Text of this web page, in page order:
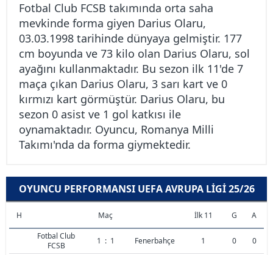
Fotbal Club FCSB takımında orta saha
mevkinde forma giyen Darius Olaru,
03.03.1998 tarihinde dünyaya gelmiştir. 177
cm boyunda ve 73 kilo olan Darius Olaru, sol
ayağını kullanmaktadır. Bu sezon ilk 11'de 7
maça çıkan Darius Olaru, 3 sarı kart ve 0
kırmızı kart görmüştür. Darius Olaru, bu
sezon 0 asist ve 1 gol katkısı ile
oynamaktadır. Oyuncu, Romanya Milli
Takımı'nda da forma giymektedir.
OYUNCU PERFORMANSI UEFA AVRUPA LIGI 25/26
H Maç İlk 11 G
A
Fotbal Club
FCSB
1 : 1 Fenerbahçe 1 0
0